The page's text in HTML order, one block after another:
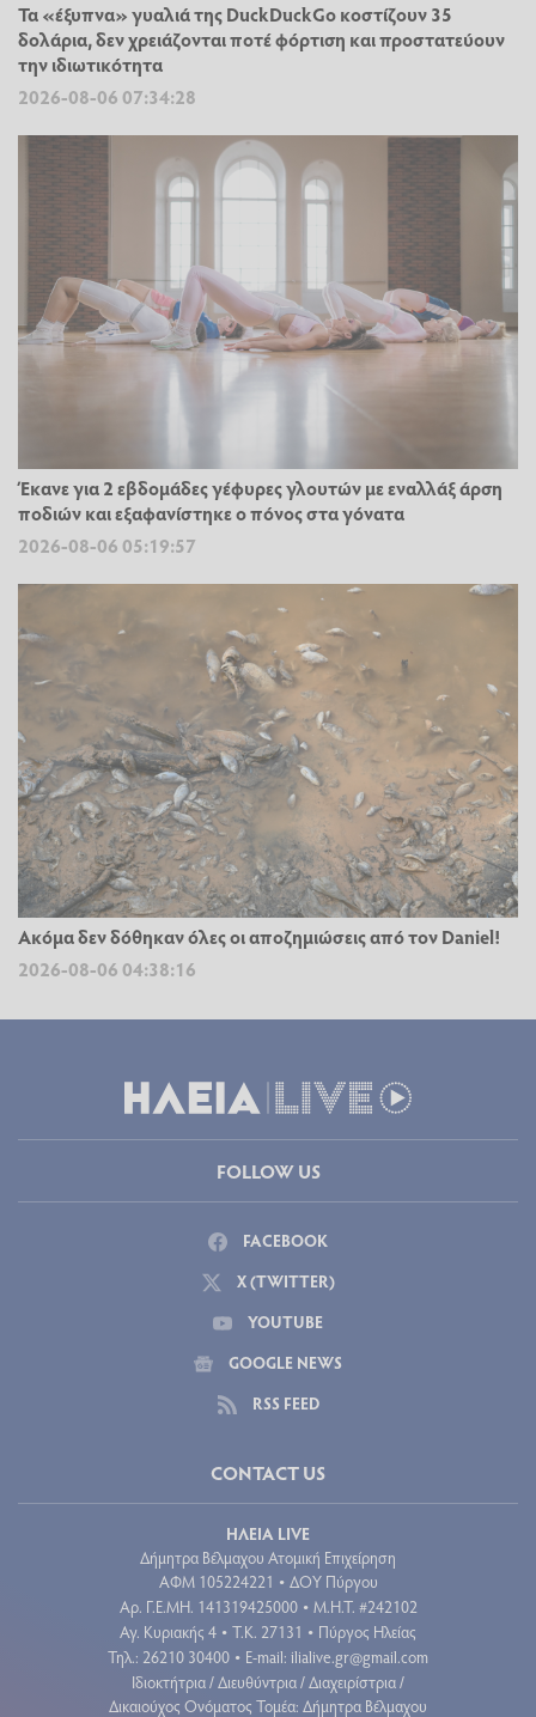
Τα «έξυπνα» γυαλιά της DuckDuckGo κοστίζουν 35
δολάρια, δεν χρειάζονται ποτέ φόρτιση και προστατεύουν
την ιδιωτικότητα
2026-08-06 07:34:28
Έκανε για 2 εβδομάδες γέφυρες γλουτών με εναλλάξ άρση
ποδιών και εξαφανίστηκε ο πόνος στα γόνατα
2026-08-06 05:19:57
Ακόμα δεν δόθηκαν όλες οι αποζημιώσεις από τον Daniel!
2026-08-06 04:38:16
FOLLOW US
FACEBOOK
X (TWITTER)
YOUTUBE
GOOGLE NEWS
RSS FEED
CONTACT US
ΗΛΕΙΑ LIVE
Δήμητρα Βέλμαχου Ατομική Επιχείρηση
ΑΦΜ 105224221 • ΔΟΥ Πύργου
Aρ. Γ.Ε.ΜΗ. 141319425000 • Μ.Η.Τ. #242102
Αγ. Κυριακής 4 • Τ.Κ. 27131 • Πύργος Ηλείας
Τηλ.: 26210 30400 • E-mail: ilialive.gr@gmail.com
Ιδιοκτήτρια / Διευθύντρια / Διαχειρίστρια /
Δικαιούχος Ονόματος Τομέα: Δήμητρα Βέλμαχου